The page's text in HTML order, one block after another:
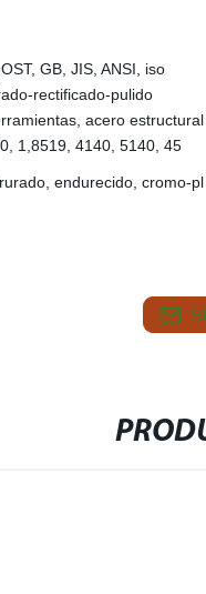
GB, JIS, ANSI, iso
rectificado-pulido
acero
1,8519, 4140, 5140, 45
endurecido, cromo-pl